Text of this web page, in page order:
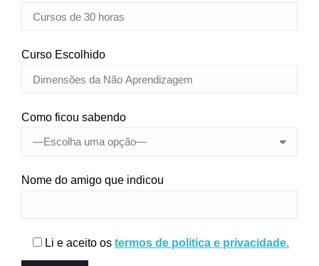
Curso Escolhido
Como ficou sabendo
Nome do amigo que indicou
Li e aceito os termos de politica e privacidade.